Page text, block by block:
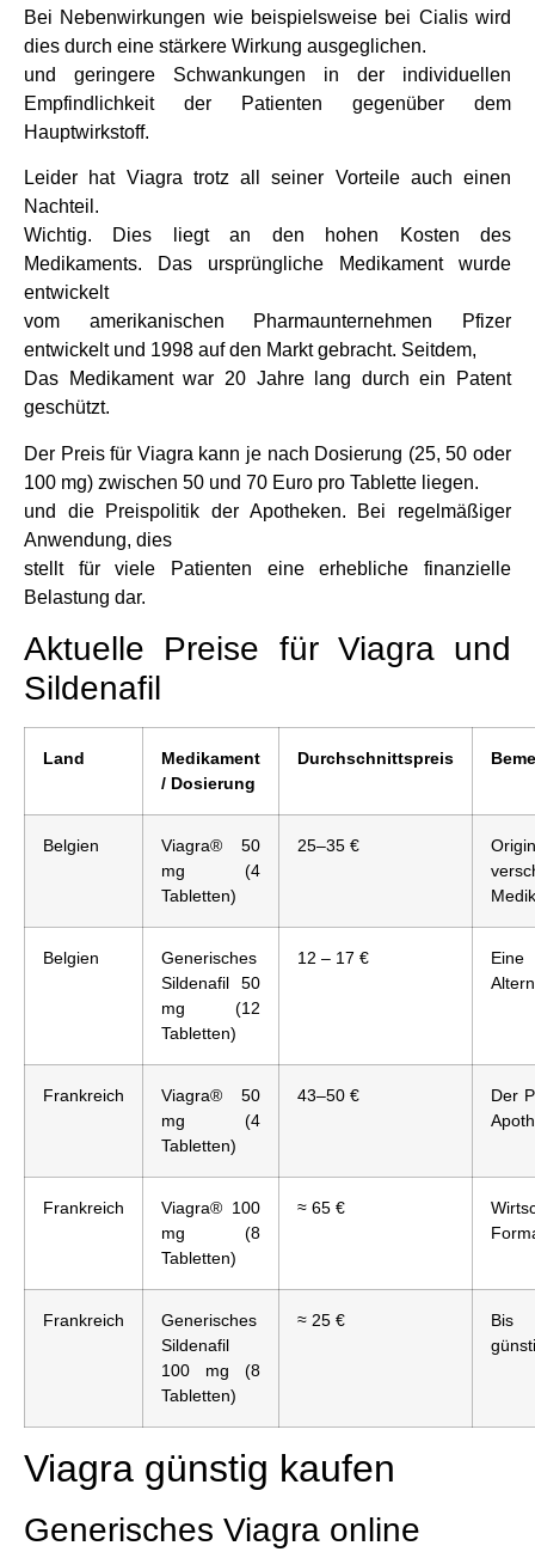
Bei Nebenwirkungen wie beispielsweise bei Cialis wird
dies durch eine stärkere Wirkung ausgeglichen.
und geringere Schwankungen in der individuellen
Empfindlichkeit der Patienten gegenüber dem
Hauptwirkstoff.
Leider hat Viagra trotz all seiner Vorteile auch einen
Nachteil.
Wichtig. Dies liegt an den hohen Kosten des
Medikaments. Das ursprüngliche Medikament wurde
entwickelt
vom amerikanischen Pharmaunternehmen Pfizer
entwickelt und 1998 auf den Markt gebracht. Seitdem,
Das Medikament war 20 Jahre lang durch ein Patent
geschützt.
Der Preis für Viagra kann je nach Dosierung (25, 50 oder
100 mg) zwischen 50 und 70 Euro pro Tablette liegen.
und die Preispolitik der Apotheken. Bei regelmäßiger
Anwendung, dies
stellt für viele Patienten eine erhebliche finanzielle
Belastung dar.
Aktuelle Preise für Viagra und
Sildenafil
Land
Medikament
/ Dosierung
Durchschnittspreis
Belgien
Viagra® 50
mg (4
Tabletten)
25–35 €
Belgien
Generisches
Sildenafil 50
mg (12
Tabletten)
12 – 17 €
Frankreich
Viagra® 50
mg (4
Tabletten)
43–50 €
Der
Frankreich
Viagra® 100
mg (8
Tabletten)
≈ 65 €
Frankreich
Generisches
Sildenafil
100 mg (8
Tabletten)
≈ 25 €
Bis
Viagra günstig kaufen
Generisches Viagra online